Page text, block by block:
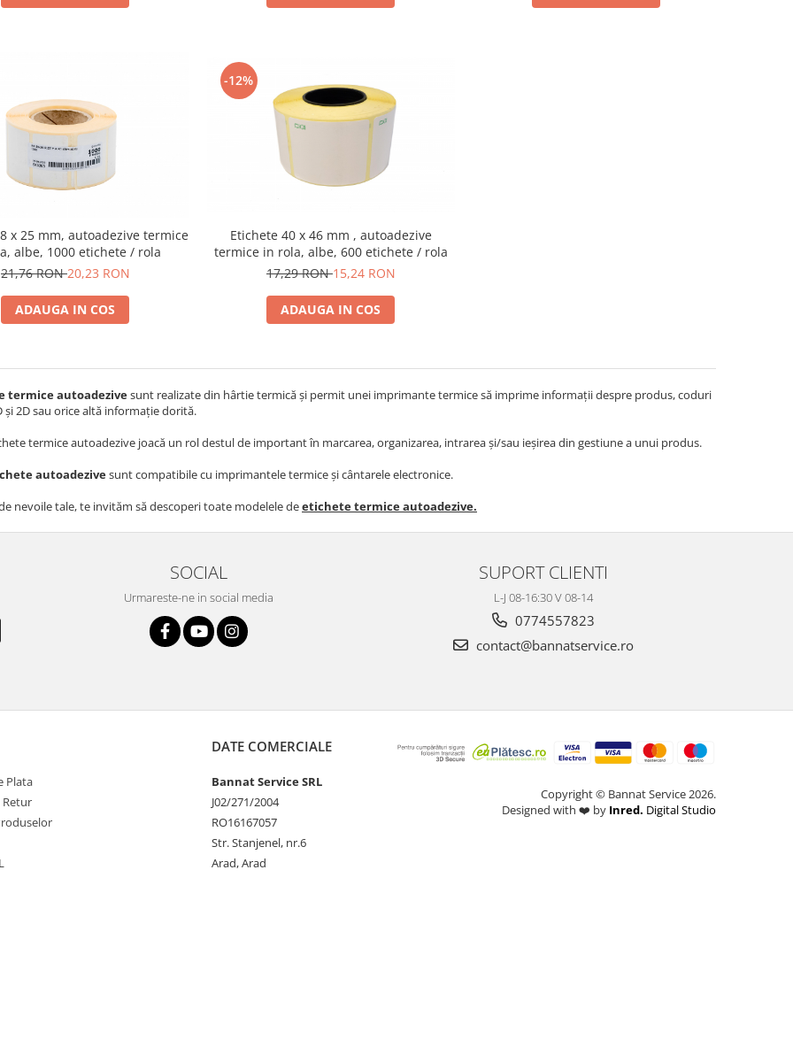
x 25 mm, autoadezive termice
albe, 1000 etichete / rola
21,76 RON20,23 RON
ADAUGA IN COS
-12%
Etichete 40 x 46 mm , autoadezive
termice in rola, albe, 600 etichete / rola
17,29 RON15,24 RON
ADAUGA IN COS
termice autoadezivesunt realizate din hârtie termică și permit unei imprimante termice să imprime informații despre produs, coduri
și 2D sau orice altă informație dorită.
termice autoadezive joacă un rol destul de important în marcarea, organizarea, intrarea și/sau ieșirea din gestiune a unui produs.
autoadezivesunt compatibile cu imprimantele termice și cântarele electronice.
nevoile tale, te invităm să descoperi toate modelele deetichete termice autoadezive.
SOCIAL
Urmareste-ne in social media
SUPORT CLIENTI
L-J 08-16:30 V 08-14
0774557823
contact@bannatservice.ro
Plata
Retur
DATE COMERCIALE
Bannat Service SRL
J02/271/2004
RO16167057
Str. Stanjenel, nr.6
Arad, Arad
Copyright © Bannat Service 2026.
Designed with ❤️ by Inred. Digital Studio